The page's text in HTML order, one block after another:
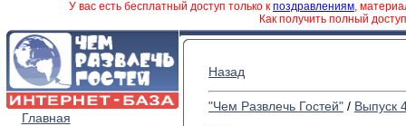
У вас есть бесплатный доступ только к поздравлениям,
Как получить полный
Главная
Назад
"Чем Развлечь Гостей" / Выпуск